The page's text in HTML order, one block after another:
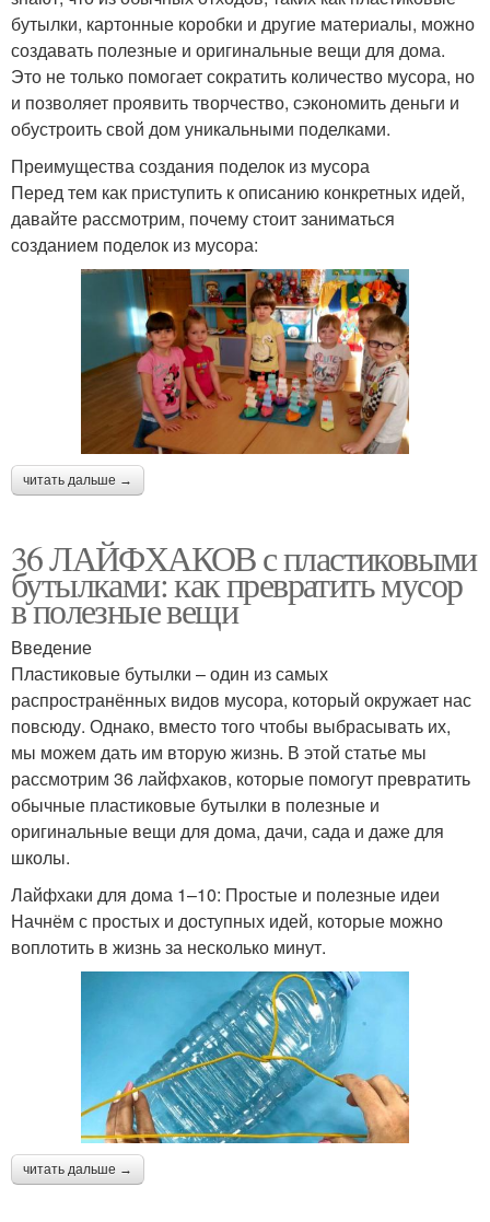
бутылки, картонные коробки и другие материалы, можно
создавать полезные и оригинальные вещи для дома.
Это не только помогает сократить количество мусора, но
и позволяет проявить творчество, сэкономить деньги и
обустроить свой дом уникальными поделками.
Преимущества создания поделок из мусора
Перед тем как приступить к описанию конкретных идей,
давайте рассмотрим, почему стоит заниматься
созданием поделок из мусора:
читать дальше →
36 ЛАЙФХАКОВ с пластиковыми
бутылками: как превратить мусор
в полезные вещи
Введение
Пластиковые бутылки – один из самых
распространённых видов мусора, который окружает нас
повсюду. Однако, вместо того чтобы выбрасывать их,
мы можем дать им вторую жизнь. В этой статье мы
рассмотрим 36 лайфхаков, которые помогут превратить
обычные пластиковые бутылки в полезные и
оригинальные вещи для дома, дачи, сада и даже для
школы.
Лайфхаки для дома 1–10: Простые и полезные идеи
Начнём с простых и доступных идей, которые можно
воплотить в жизнь за несколько минут.
читать дальше →